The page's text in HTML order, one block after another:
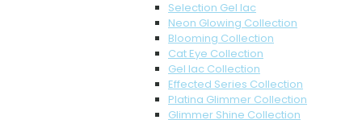
Selection Gel lac
Neon Glowing Collection
Blooming Collection
Cat Eye Collection
Gel lac Collection
Effected Series Collection
Platina Glimmer Collection
Glimmer Shine Collection